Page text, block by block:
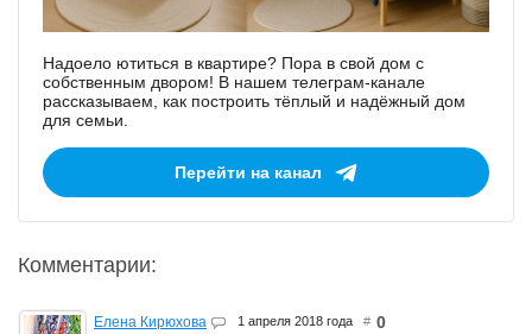
Надоело ютиться в квартире? Пора в свой дом с
собственным двором! В нашем телеграм-канале
рассказываем, как построить тёплый и надёжный дом
для семьи.
Перейти на канал
Комментарии:
Елена Кирюхова 1 апреля 2018 года # 0